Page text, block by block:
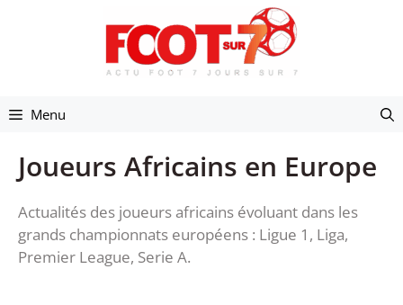
Menu
Joueurs Africains en Europe
Actualités des joueurs africains évoluant dans les
grands championnats européens : Ligue 1, Liga,
Premier League, Serie A.